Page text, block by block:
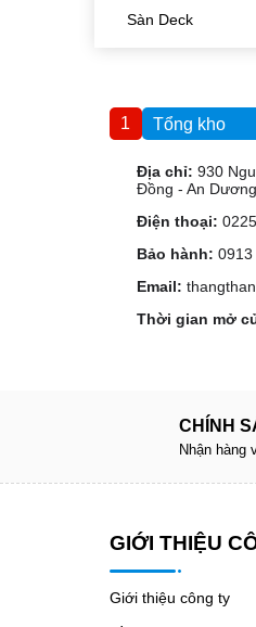
Sàn Deck
1 Tổng kho
Địa chỉ: 930
Đồng - An
Điện thoại:
Bảo hành: 0913
Email:
Thời gian mở
CHÍNH
Nhận hàng
GIỚI THIỆU
Giới thiệu công ty